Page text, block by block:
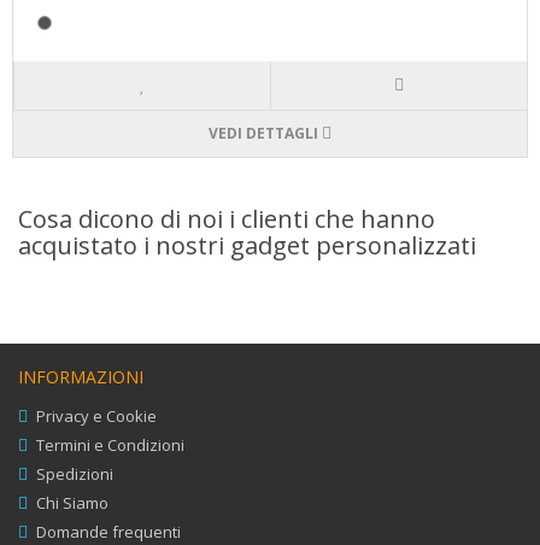
VEDI DETTAGLI
Cosa dicono di noi i clienti che hanno
acquistato i nostri gadget personalizzati
INFORMAZIONI
Privacy e Cookie
Termini e Condizioni
Spedizioni
Chi Siamo
Domande frequenti